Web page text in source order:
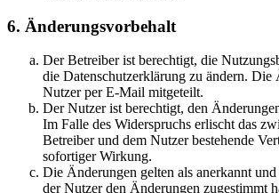
6. Änderungsvorbehalt
Der Betreiber ist berechtigt, die
die Datenschutzerklärung zu ändern.
Nutzer per E-Mail mitgeteilt.
Der Nutzer ist berechtigt, den
Im Falle des Widerspruchs erlischt das
Betreiber und dem Nutzer bestehende
sofortiger Wirkung.
Die Änderungen gelten als anerkannt
der Nutzer den Änderungen zugestimmt